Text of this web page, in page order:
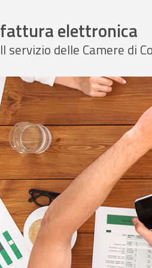
fattura elettronica
Il servizio delle Camere di